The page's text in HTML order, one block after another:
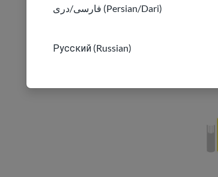
فارسی/دری (Persian/Dari)
Русский (Russian)